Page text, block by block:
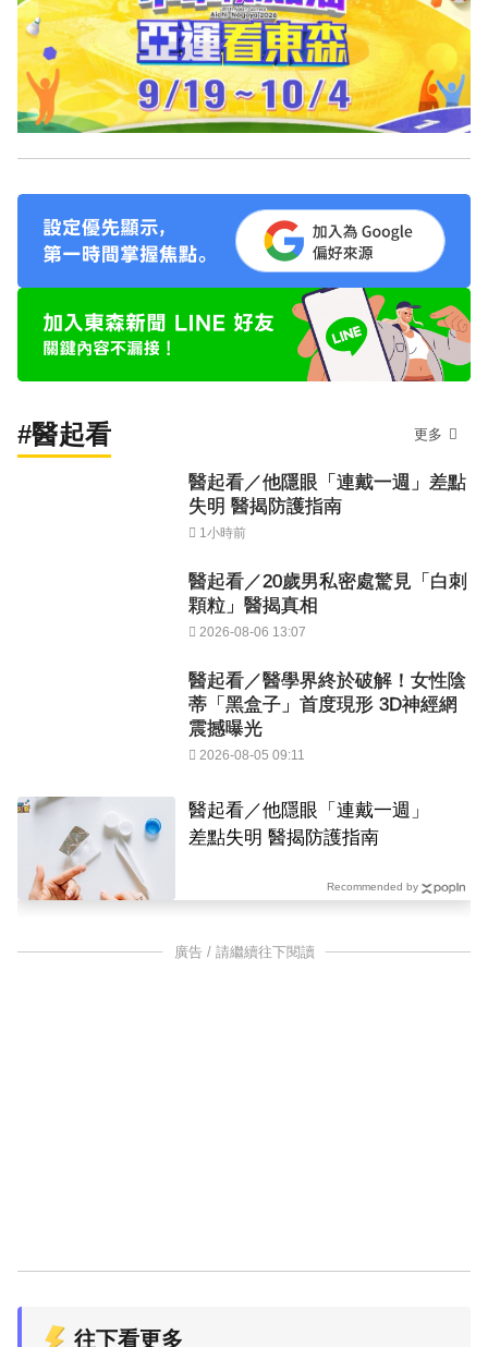
#醫起看 更多
醫起看／他隱眼「連戴一週」差點
失明 醫揭防護指南
1小時前
醫起看／20歲男私密處驚見「白刺
顆粒」醫揭真相
2026-08-06 13:07
醫起看／醫學界終於破解！女性陰
蒂「黑盒子」首度現形 3D神經網
震撼曝光
2026-08-05 09:11
醫起看／他隱眼「連戴一週」
差點失明 醫揭防護指南
Recommended by
廣告 / 請繼續往下閱讀
往下看更多